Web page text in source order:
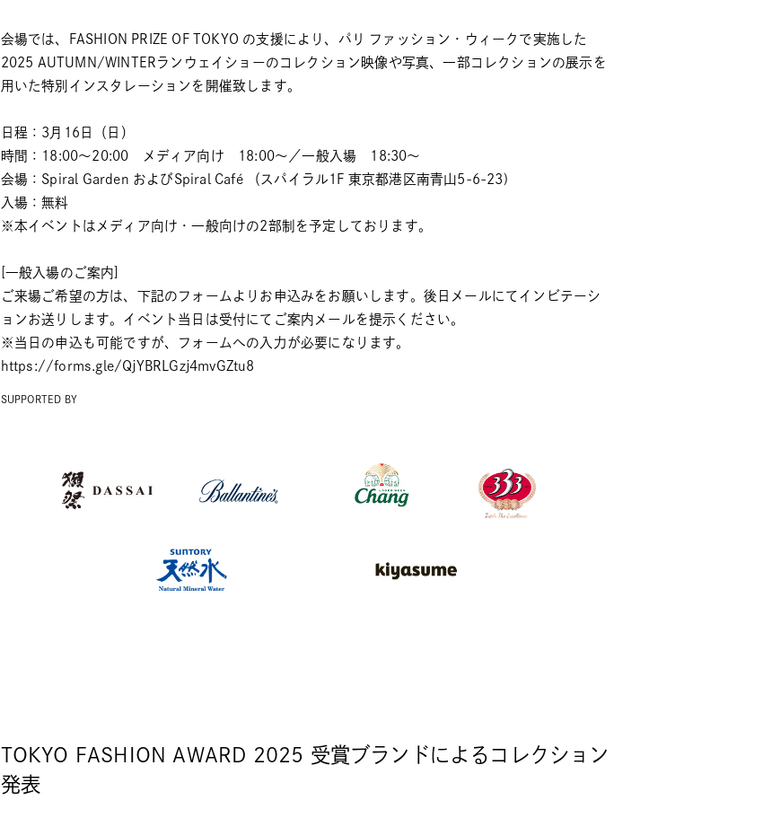
会場では、FASHION PRIZE OF TOKYO の支援により、パリ ファッション・ウィークで実施した
2025 AUTUMN/WINTERランウェイショーのコレクション映像や写真、一部コレクションの展示を
用いた特別インスタレーションを開催致します。
日程：3月16日（日）
時間：18:00～20:00 メディア向け 18:00～／一般入場 18:30～
会場：Spiral Garden およびSpiral Café （スパイラル1F 東京都港区南青山5-6-23)
入場：無料
※本イベントはメディア向け・一般向けの2部制を予定しております。
[一般入場のご案内]
ご来場ご希望の方は、下記のフォームよりお申込みをお願いします。後日メールにてインビテーシ
ョンお送りします。イベント当日は受付にてご案内メールを提示ください。
※当日の申込も可能ですが、フォームへの入力が必要になります。
https://forms.gle/QjYBRLGzj4mvGZtu8
SUPPORTED BY
TOKYO FASHION AWARD 2025 受賞ブランドによるコレクション
発表